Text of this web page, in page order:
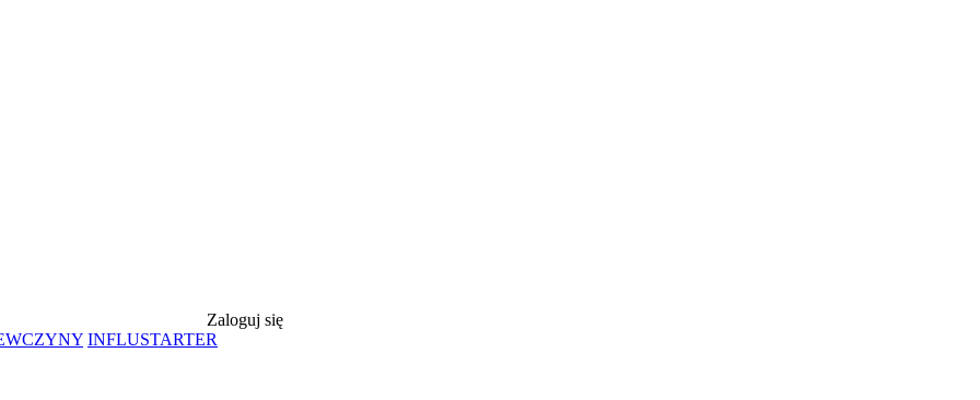
Zaloguj się
INFLUSTARTER